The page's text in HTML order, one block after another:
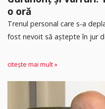
o oră
Trenul personal care s-a
fost nevoit să aștepte în jur
citește mai mult »